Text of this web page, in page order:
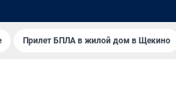
Прилет БПЛА в жилой дом в Щекино